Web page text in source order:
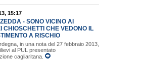
15:17
- SONO VICINO AI
CHIOSCHETTI CHE VEDONO IL
A RISCHIO
in una nota del 27 febbraio 2013,
al PUL presentato
cagliaritana.